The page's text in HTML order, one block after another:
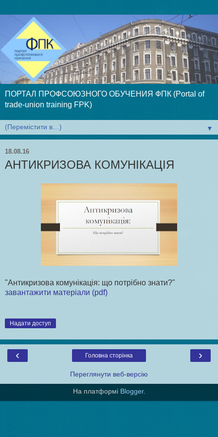
ПОРТАЛ ПРОФСОЮЗНОГО ОБУЧЕНИЯ ФПК (Portal of
trade-union training FPK)
▼
18.08.16
АНТИКРИЗОВА КОМУНІКАЦІЯ
"Антикризова комунікація: що потрібно знати?"
завантажити матеріали (pdf)
Надати доступ
‹ ›
Головна сторінка
Переглянути веб-версію
На платформі Blogger.